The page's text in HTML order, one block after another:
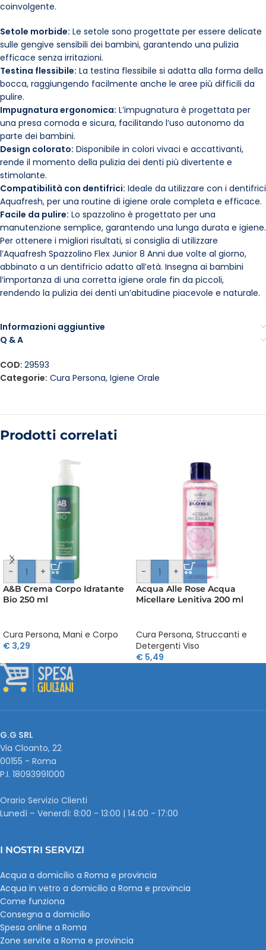
coinvolgente.
Setole morbide: Le setole sono progettate per essere delicate
sulle gengive sensibili dei bambini, garantendo una pulizia
efficace senza irritazioni.
Testina flessibile: La testina flessibile si adatta alla forma della
bocca, raggiungendo facilmente anche le aree più difficili da
pulire.
Impugnatura ergonomica: L’impugnatura è progettata per
una presa comoda e sicura, facilitando l’uso autonomo da
parte dei bambini.
Design colorato: Disponibile in colori vivaci e accattivanti,
rende il momento della pulizia dei denti più divertente e
stimolante.
Compatibilità con dentifrici: Ideale da utilizzare con i dentifrici
Aquafresh, per una routine di igiene orale completa e efficace.
Facile da pulire: Lo spazzolino è progettato per una
manutenzione semplice, garantendo una lunga durata e igiene.
Per ottenere i migliori risultati, si consiglia di utilizzare
l’Aquafresh Spazzolino Flex Junior 8 Anni due volte al giorno,
abbinato a un dentifricio adatto all’età. Insegna ai bambini
l’importanza di una corretta igiene orale fin da piccoli,
rendendo la pulizia dei denti un’abitudine piacevole e naturale.
Informazioni aggiuntive
Q & A
COD: 29593
Categorie: Cura Persona, Igiene Orale
Prodotti correlati
- +
A&B Crema Corpo Idratante
Bio 250 ml
Cura Persona, Mani e Corpo
€ 3,29
- +
Acqua Alle Rose Acqua
Micellare Lenitiva 200 ml
Cura Persona, Struccanti e
Detergenti Viso
€ 5,49
G.G SRL
Via Cloanto, 22
00155 - Roma
P.I. ‭18093991000
Orario Servizio Clienti
Lunedì – Venerdì: 8:00 - 13:00 | 14:00 - 17:00
I NOSTRI SERVIZI
Acqua a domicilio a Roma e provincia
Acqua in vetro a domicilio a Roma e provincia
Come funziona
Consegna a domicilio
Spesa online a Roma
Zone servite a Roma e provincia